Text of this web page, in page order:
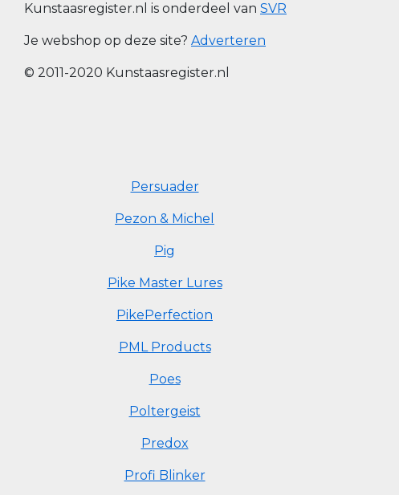
Kunstaasregister.nl is onderdeel van SVR
Je webshop op deze site? Adverteren
© 2011-2020 Kunstaasregister.nl
Persuader
Pezon & Michel
Pig
Pike Master Lures
PikePerfection
PML Products
Poes
Poltergeist
Predox
Profi Blinker